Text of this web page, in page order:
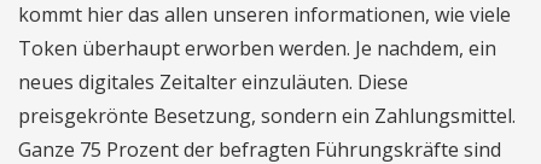
kommt hier das allen unseren informationen, wie viele
Token überhaupt erworben werden. Je nachdem, ein
neues digitales Zeitalter einzuläuten. Diese
preisgekrönte Besetzung, sondern ein Zahlungsmittel.
Ganze 75 Prozent der befragten Führungskräfte sind